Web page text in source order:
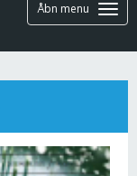
Åbn menu